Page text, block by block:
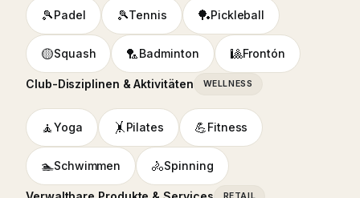
🎾Padel 🎾Tennis 🏓Pickleball
🟡Squash 🏸Badminton 🎱Frontón
Club-Disziplinen & Aktivitäten WELLNESS
🧘Yoga 🤸 Pilates 💪Fitness
🏊Schwimmen 🚴Spinning
RETAIL